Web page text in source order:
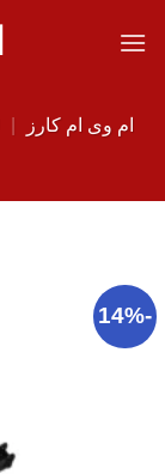
ام وی ام کارز
-14%